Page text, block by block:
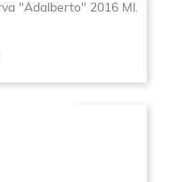
"Adalberto" 2016 Ml.